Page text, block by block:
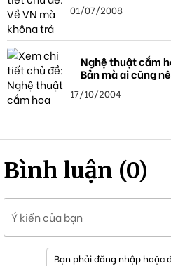
01/07/2008
Nghệ thuật cắm
Bản mà ai cũng
17/10/2004
Bình luận (0)
Ý kiến của bạn
Bạn phải đăng nhập hoặc